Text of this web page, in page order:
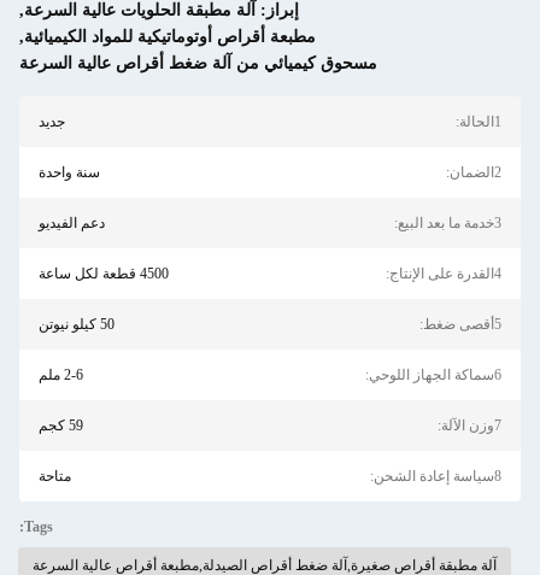
إبراز: آلة مطبقة الحلويات عالية السرعة,
مطبعة أقراص أوتوماتيكية للمواد الكيميائية,
مسحوق كيميائي من آلة ضغط أقراص عالية السرعة
1الحالة: جديد
2الضمان: سنة واحدة
3خدمة ما بعد البيع: دعم الفيديو
4القدرة على الإنتاج: 4500 قطعة لكل ساعة
5أقصى ضغط: 50 كيلو نيوتن
6سماكة الجهاز اللوحي: 2-6 ملم
7وزن الآلة: 59 كجم
8سياسة إعادة الشحن: متاحة
Tags:
آلة مطبقة أقراص صغيرة,آلة ضغط أقراص الصيدلة,مطبعة أقراص عالية السرعة